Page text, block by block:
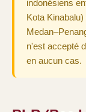
indonésiens
Kota
n'est accepté
en aucun cas.